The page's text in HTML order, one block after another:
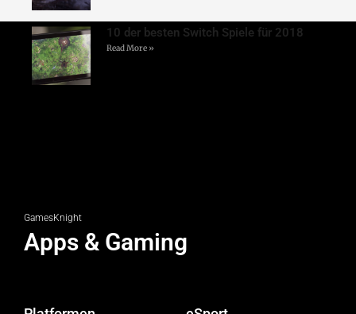
10 der besten Switch Spiele für 2018
Read More »
GamesKnight
Apps & Gaming